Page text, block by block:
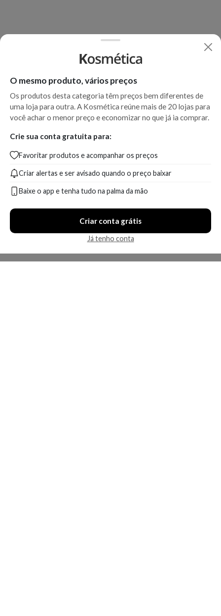
Sébium Global Bioderma
e Antimarcas da Acne
Produto indisponível
Em breve
O mesmo produto, vários preços
Os produtos desta categoria têm preços bem diferentes de
uma loja para outra. A Kosmética reúne mais de 20 lojas para
você achar o menor preço e economizar no que já ia comprar.
Crie sua conta gratuita para:
Favoritar produtos e acompanhar os preços
Criar alertas e ser avisado quando o preço baixar
Baixe o app e tenha tudo na palma da mão
Criar conta grátis
Já tenho conta